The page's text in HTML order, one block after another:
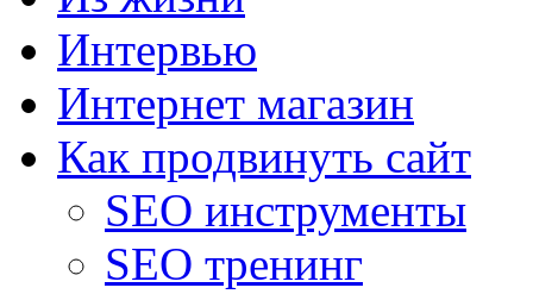
Интервью
Интернет магазин
Как продвинуть сайт
SEO инструменты
SEO тренинг